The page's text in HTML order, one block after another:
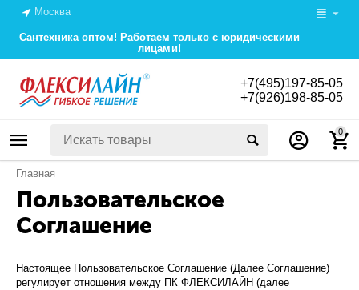
Москва
Сантехника оптом! Работаем только с юридическими
лицами!
+7(495)197-85-05
+7(926)198-85-05
0
Главная
Пользовательское
Соглашение
Настоящее Пользовательское Соглашение (Далее Соглашение)
регулирует отношения между ПК ФЛЕКСИЛАЙН (далее